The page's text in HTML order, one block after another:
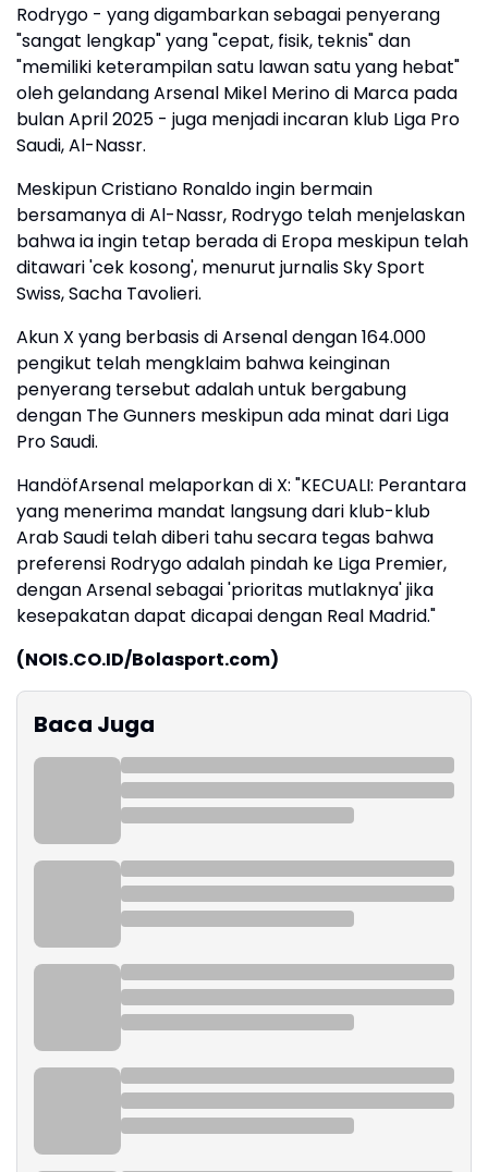
Rodrygo - yang digambarkan sebagai penyerang
"sangat lengkap" yang "cepat, fisik, teknis" dan
"memiliki keterampilan satu lawan satu yang hebat"
oleh gelandang Arsenal Mikel Merino di Marca pada
bulan April 2025 - juga menjadi incaran klub Liga Pro
Saudi, Al-Nassr.
Meskipun Cristiano Ronaldo ingin bermain
bersamanya di Al-Nassr, Rodrygo telah menjelaskan
bahwa ia ingin tetap berada di Eropa meskipun telah
ditawari 'cek kosong', menurut jurnalis Sky Sport
Swiss, Sacha Tavolieri.
Akun X yang berbasis di Arsenal dengan 164.000
pengikut telah mengklaim bahwa keinginan
penyerang tersebut adalah untuk bergabung
dengan The Gunners meskipun ada minat dari Liga
Pro Saudi.
HandöfArsenal melaporkan di X: "KECUALI: Perantara
yang menerima mandat langsung dari klub-klub
Arab Saudi telah diberi tahu secara tegas bahwa
preferensi Rodrygo adalah pindah ke Liga Premier,
dengan Arsenal sebagai 'prioritas mutlaknya' jika
kesepakatan dapat dicapai dengan Real Madrid."
(NOIS.CO.ID/Bolasport.com)
Baca Juga